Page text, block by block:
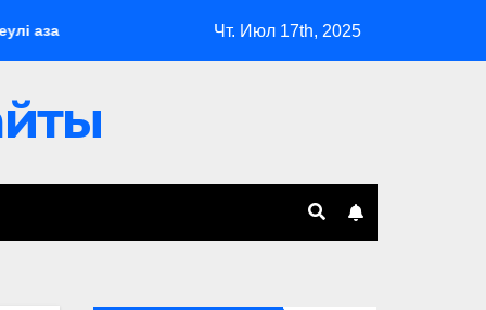
әлеуметтік қолдау шаралары жүйелі түрде
Чт. Июл 17th, 2025